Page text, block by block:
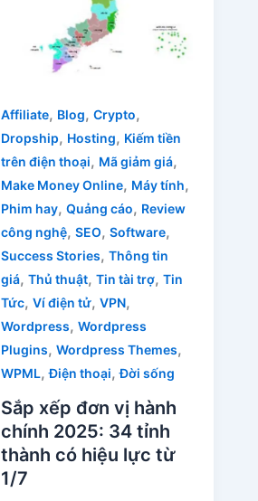
Affiliate, Blog,Crypto,
Dropship, Hosting, Kiếm tiền
trên điện thoại, Mã giảm giá,
Make Money Online, Máy tính,
Phim hay,Quảng cáo, Review
công nghệ,SEO,Software,
Success Stories,Thông tin
giá,Thủ thuật,Tin tài trợ,Tin
Tức,Ví điện tử,VPN,
Wordpress,Wordpress
Plugins,Wordpress Themes,
WPML,Điện thoại,Đời sống
Sắp xếp đơn vị hành
chính 2025: 34 tỉnh
thành có hiệu lực từ
1/7